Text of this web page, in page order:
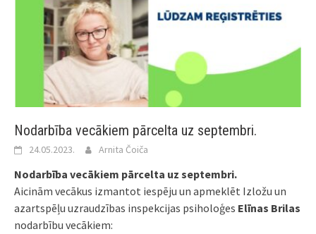
Nodarbība vecākiem pārcelta uz septembri.
24.05.2023. Arnita Čoiča
Nodarbība vecākiem pārcelta uz septembri.
Aicinām vecākus izmantot iespēju un apmeklēt Izložu un
azartspēļu uzraudzības inspekcijas psiholoģes Elīnas Brilas
nodarbību vecākiem: